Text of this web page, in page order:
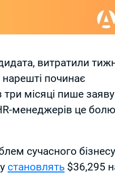
витратили
нарешті починає
місяці пише
менеджерів це
сучасного
становлять $36,295